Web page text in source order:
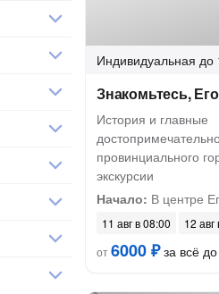
Индивидуальная до
Знакомьтесь,
История и главные
провинциального
экскурсии
Начало: В центре
11 авг в 08:00
12 авг
от6000 ₽за всё